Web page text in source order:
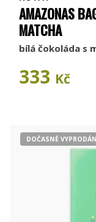
AMAZONAS
MATCHA
bílá čokoláda s
333 Kč
DOČASNĚ